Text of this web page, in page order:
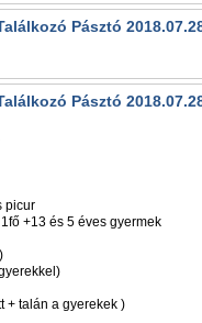
Pásztó
Pásztó
picur
+13 és 5 éves gyermek
+ talán a gyerekek )